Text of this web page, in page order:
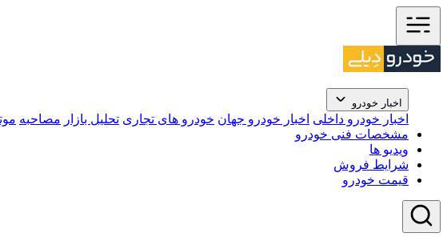
اخبار خودرو
اخبار خودرو داخلی اخبار خودرو جهان خودرو های تجاری تحلیل بازار مصاحبه
مشخصات فنی خودرو
ویدیو ها
شرایط فروش
قیمت خودرو